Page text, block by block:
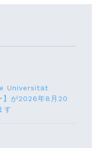
Universität
】が2026年8⽉20
す